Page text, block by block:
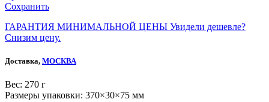
Сохранить
ГАРАНТИЯ МИНИМАЛЬНОЙ ЦЕНЫ Увидели дешевле?
Снизим цену.
Доставка, МОСКВА
Веc: 270 г
Размеры упаковки: 370×30×75 мм